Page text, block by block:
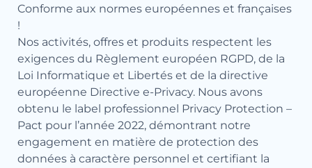
Conforme aux normes européennes et françaises
!
Nos activités, offres et produits respectent les
exigences du Règlement européen RGPD, de la
Loi Informatique et Libertés et de la directive
européenne Directive e-Privacy. Nous avons
obtenu le label professionnel Privacy Protection –
Pact pour l’année 2022, démontrant notre
engagement en matière de protection des
données à caractère personnel et certifiant la